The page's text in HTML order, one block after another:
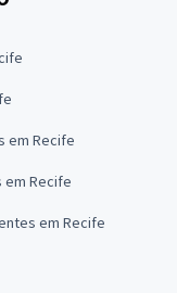
em Recife
Recife
em Recife